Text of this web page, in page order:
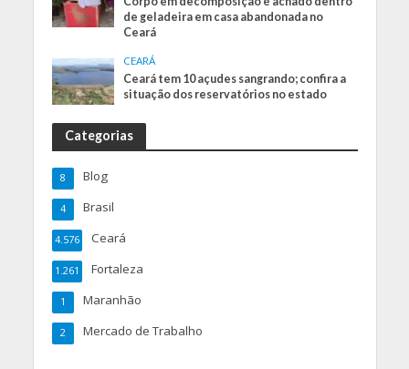
de geladeira em casa abandonada no
Ceará
CEARÁ
Ceará tem 10 açudes sangrando; confira a
situação dos reservatórios no estado
Categorias
Blog
8
Brasil
4
Ceará
4.576
Fortaleza
1.261
Maranhão
1
Mercado de Trabalho
2